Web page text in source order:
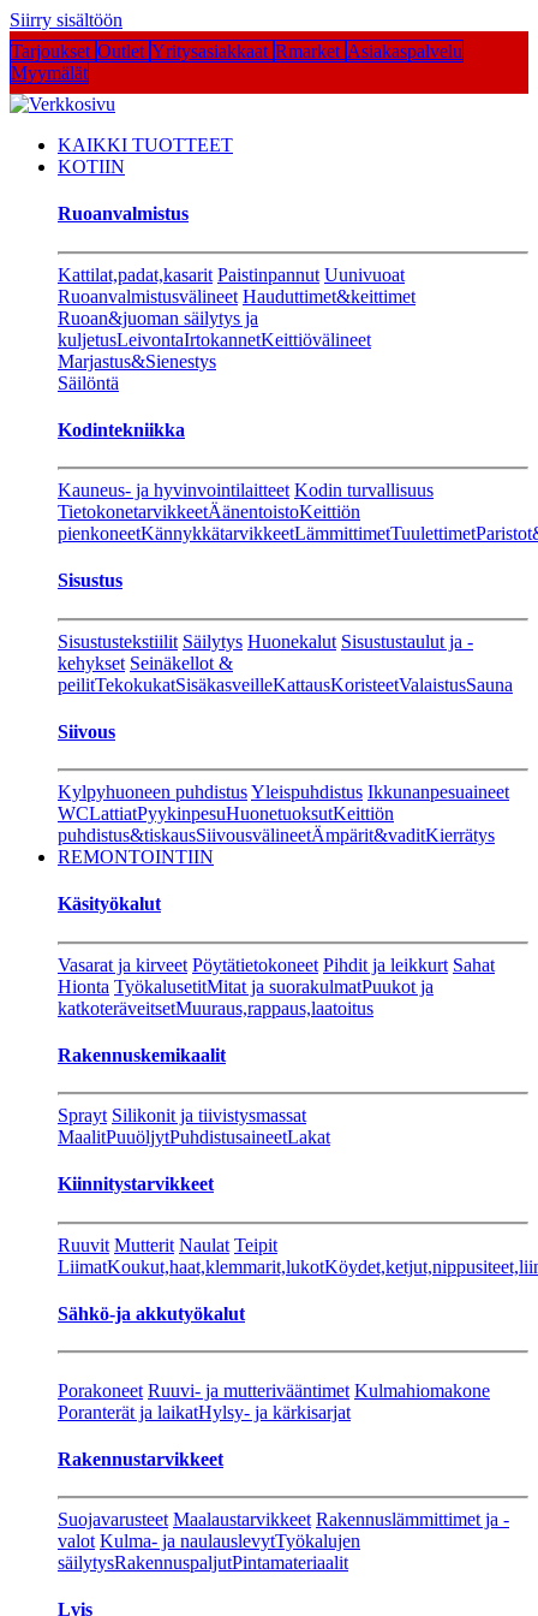
Siirry sisältöön
Tarjoukset Outlet Yritysasiakkaat Rmarket Asiakaspalvelu
Myymälät
KAIKKI TUOTTEET
KOTIIN
Ruoanvalmistus
Kattilat,padat,kasarit Paistinpannut Uunivuoat
Ruoanvalmistusvälineet Hauduttimet&keittimet
Ruoan&juoman säilytys ja
kuljetusLeivontaIrtokannetKeittiövälineet
Marjastus&Sienestys
Säilöntä
Kodintekniikka
Kauneus- ja hyvinvointilaitteet Kodin turvallisuus
TietokonetarvikkeetÄänentoistoKeittiön
pienkoneetKännykkätarvikkeetLämmittimetTuulettimet
Sisustus
Sisustustekstiilit Säilytys Huonekalut Sisustustaulut ja -
kehykset Seinäkellot &
peilitTekokukatSisäkasveilleKattausKoristeetValaistusSauna
Siivous
Kylpyhuoneen puhdistusYleispuhdistus Ikkunanpesuaineet
WCLattiatPyykinpesuHuonetuoksutKeittiön
puhdistus&tiskausSiivousvälineetÄmpärit&vaditKierrätys
REMONTOINTIIN
Käsityökalut
Vasarat ja kirveet Pöytätietokoneet Pihdit ja leikkurt Sahat
Hionta TyökalusetitMitat ja suorakulmatPuukot ja
katkoteräveitsetMuuraus,rappaus,laatoitus
Rakennuskemikaalit
Sprayt Silikonit ja tiivistysmassat
MaalitPuuöljytPuhdistusaineetLakat
Kiinnitystarvikkeet
Ruuvit Mutterit Naulat Teipit
LiimatKoukut,haat,klemmarit,lukot
Sähkö-ja akkutyökalut
Porakoneet Ruuvi- ja mutterivääntimet Kulmahiomakone
Poranterät ja laikatHylsy- ja kärkisarjat
Rakennustarvikkeet
Suojavarusteet Maalaustarvikkeet Rakennuslämmittimet ja -
valot Kulma- ja naulauslevytTyökalujen
säilytysRakennuspaljutPintamateriaalit
Lvis